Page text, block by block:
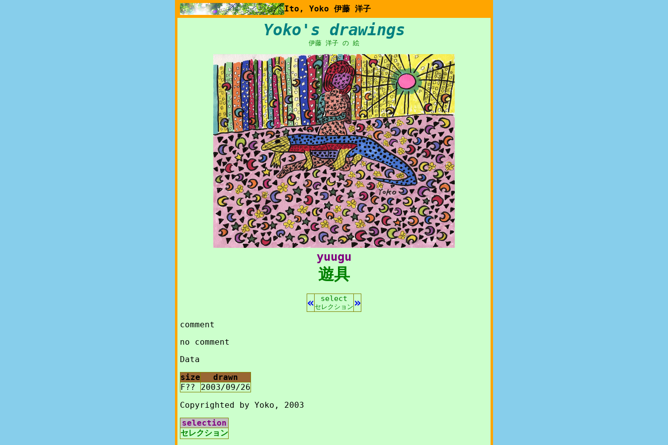
Ito, Yoko 伊藤 洋子
Yoko's drawings
伊藤 洋子 の 絵
yuugu
遊具
« select
セレクション »
comment
no comment
Data
size
drawn
F??
2003/09/26
Copyrighted by Yoko, 2003
selection
セレクション